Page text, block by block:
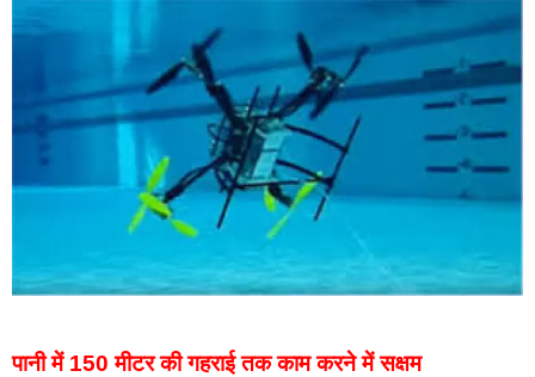
पानी में 150 मीटर की गहराई तक काम करने में सक्षम